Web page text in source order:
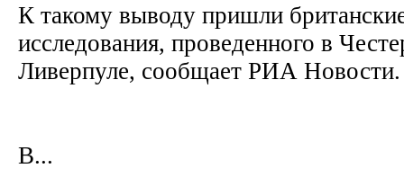
К такому выводу пришли
исследования, проведенного в
Ливерпуле, сообщает РИА
В...